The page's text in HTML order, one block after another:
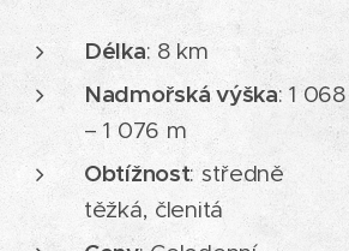
Délka: 8 km
Nadmořská výška: 1 068
– 1 076 m
Obtížnost: středně
těžká, členitá